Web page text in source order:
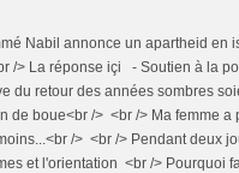
Nabil annonce un apartheid en
/> La réponse içi - Soutien à la
du retour des années sombres
de boue<br /> <br /> Ma femme a
/> <br /> Pendant deux
et l'orientation <br /> Pourquoi